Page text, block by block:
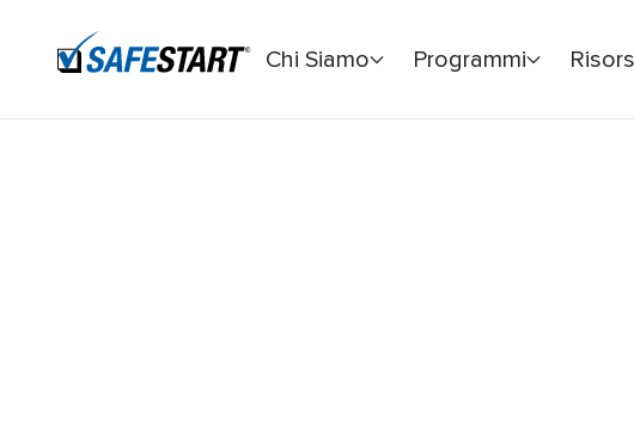
Chi Siamo Programmi
A proprio rischio e pericolo? Ecco perché lavorare in